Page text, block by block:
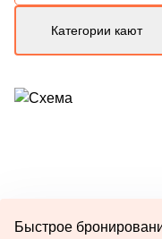
Категории кают
Быстрое